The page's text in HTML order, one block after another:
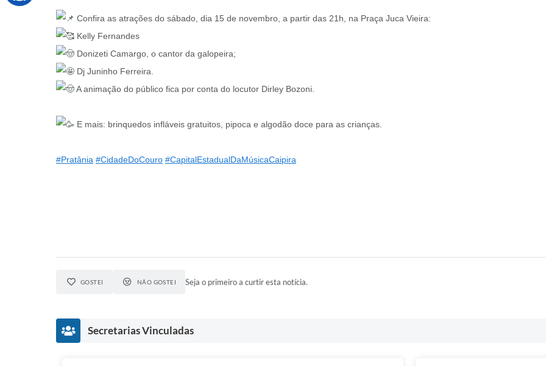
Confira as atrações do sábado, dia 15 de novembro, a partir das 21h, na Praça Juca Vieira:
Kelly Fernandes
Donizeti Camargo, o cantor da galopeira;
Dj Juninho Ferreira.
A animação do público fica por conta do locutor Dirley Bozoni.
E mais: brinquedos infláveis gratuitos, pipoca e algodão doce para as crianças.
#Pratânia #CidadeDoCouro #CapitalEstadualDaMúsicaCaipira
GOSTEI NÃO GOSTEI Seja o primeiro a curtir esta notícia.
Secretarias Vinculadas